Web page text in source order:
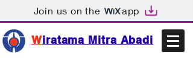
Join us on the app
Wiratama Mitra Abadi